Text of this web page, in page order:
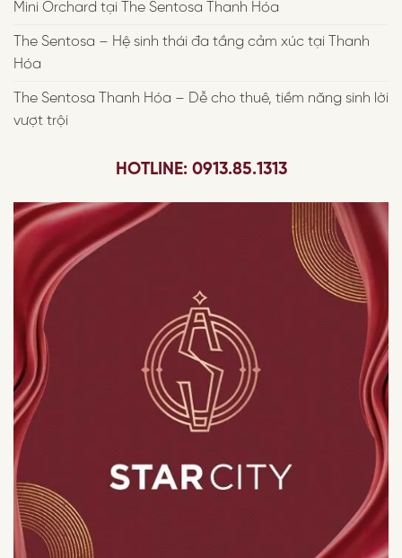
Mini Orchard tại The Sentosa Thanh Hóa
The Sentosa – Hệ sinh thái đa tầng cảm xúc tại Thanh
Hóa
The Sentosa Thanh Hóa – Dễ cho thuê, tiềm năng sinh lời
vượt trội
HOTLINE: 0913.85.1313